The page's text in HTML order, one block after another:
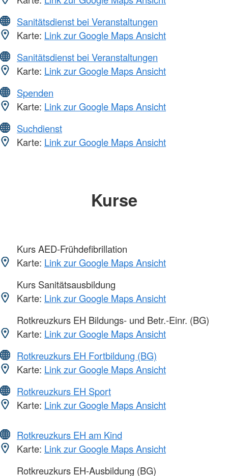
Sanitätsdienst bei Veranstaltungen
Karte: Link zur Google Maps Ansicht
Sanitätsdienst bei Veranstaltungen
Karte: Link zur Google Maps Ansicht
Spenden
Karte: Link zur Google Maps Ansicht
Suchdienst
Karte: Link zur Google Maps Ansicht
Kurse
Kurs AED-Frühdefibrillation
Karte: Link zur Google Maps Ansicht
Kurs Sanitätsausbildung
Karte: Link zur Google Maps Ansicht
Rotkreuzkurs EH Bildungs- und Betr.-Einr. (BG)
Karte: Link zur Google Maps Ansicht
Rotkreuzkurs EH Fortbildung (BG)
Karte: Link zur Google Maps Ansicht
Rotkreuzkurs EH Sport
Karte: Link zur Google Maps Ansicht
Rotkreuzkurs EH am Kind
Karte: Link zur Google Maps Ansicht
Rotkreuzkurs EH-Ausbildung (BG)